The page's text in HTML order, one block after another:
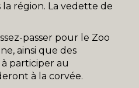
région. La vedette de
passer pour le Zoo
ainsi que des
participer au
à la corvée.